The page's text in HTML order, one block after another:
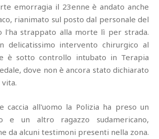
emorragia il 23enne è andato anche
rianimato sul posto dal personale del
l'ha strappato alla morte lì per strada.
delicatissimo intervento chirurgico al
è sotto controllo intubato in Terapia
dove non è ancora stato dichiarato
caccia all'uomo la Polizia ha preso un
e un altro ragazzo sudamericano,
da alcuni testimoni presenti nella zona.